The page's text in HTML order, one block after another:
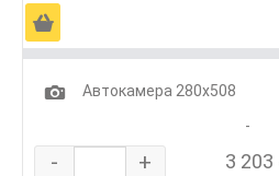
Ä
1
Автокамера 280х508
-
- + 3 203